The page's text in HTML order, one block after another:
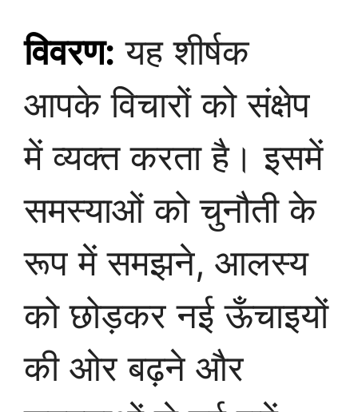
विवरण: यह शीर्षक
आपके विचारों को संक्षेप
में व्यक्त करता है। इसमें
समस्याओं को चुनौती के
रूप में समझने, आलस्य
को छोड़कर नई ऊँचाइयों
की ओर बढ़ने और